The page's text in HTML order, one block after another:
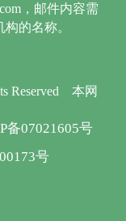
Reserved
本网
备07021605号
号
，邮件内容需
的名称。